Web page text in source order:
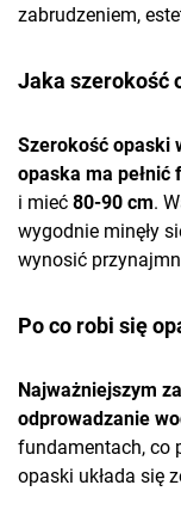
zabrudzeniem,
Jaka szerokość
Szerokość opaski
opaska ma pełnić
i mieć 80-90 cm.
wygodnie minęły
wynosić
Po co robi się
Najważniejszym
odprowadzanie
fundamentach, co
opaski układa się